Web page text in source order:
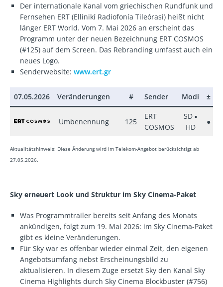
Der internationale Kanal vom griechischen Rundfunk und
Fernsehen ERT (Ellinikí Radiofonía Tileórasi) heißt nicht
länger ERT World. Vom 7. Mai 2026 an erscheint das
Programm unter der neuen Bezeichnung ERT COSMOS
(#125) auf dem Screen. Das Rebranding umfasst auch ein
neues Logo.
Senderwebsite: www.ert.gr
07.05.2026 Veränderungen # Sender Modi ±
Umbenennung 125
ERT
COSMOS
SD ▪
HD
●
Aktualitätshinweis: Diese Änderung wird im Telekom-Angebot berücksichtigt ab
27.05.2026.
Sky erneuert Look und Struktur im Sky Cinema-Paket
Was Programmtrailer bereits seit Anfang des Monats
ankündigen, folgt zum 19. Mai 2026: im Sky Cinema-Paket
gibt es kleine Veränderungen.
Für Sky war es offenbar wieder einmal Zeit, den eigenen
Angebotsumfang nebst Erscheinungsbild zu
aktualisieren. In diesem Zuge ersetzt Sky den Kanal Sky
Cinema Highlights durch Sky Cinema Blockbuster (#756)